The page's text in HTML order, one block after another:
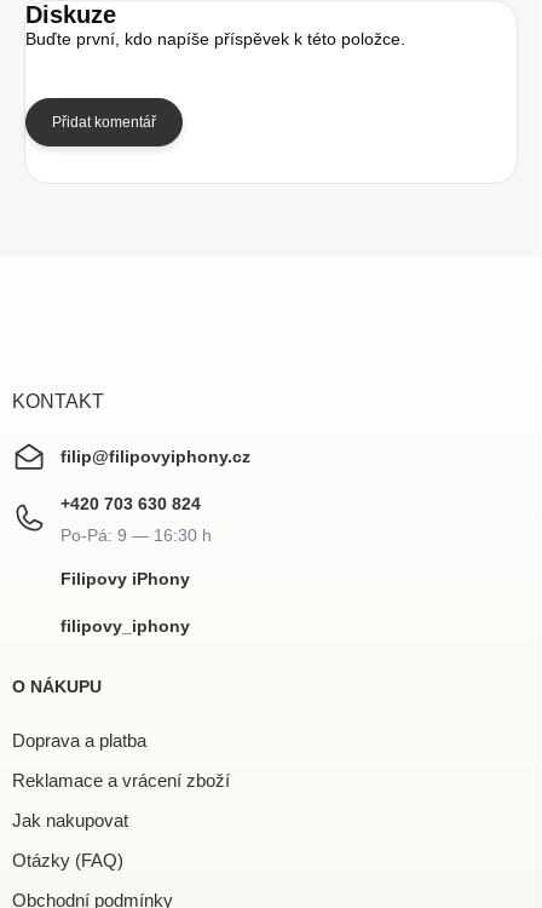
Diskuze
Buďte první, kdo napíše příspěvek k této položce.
Přidat komentář
KONTAKT
filip@filipovyiphony.cz
+420 703 630 824
Filipovy iPhony
filipovy_iphony
O NÁKUPU
Doprava a platba
Reklamace a vrácení zboží
Jak nakupovat
Otázky (FAQ)
Obchodní podmínky